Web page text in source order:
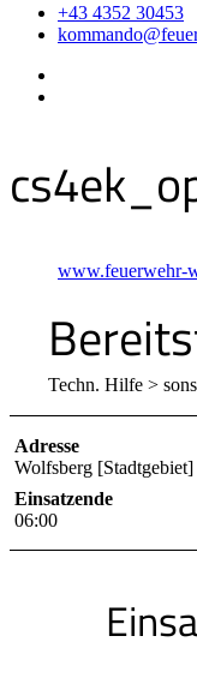
+43 4352 30453
www.feuerwehr-
Techn. Hilfe >
Adresse
Wolfsberg [Stadtgebiet]
Einsatzende
06:00